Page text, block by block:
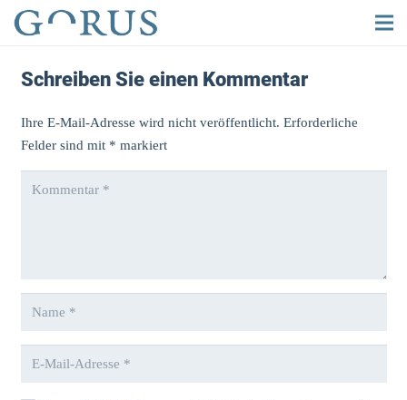
Schreiben Sie einen Kommentar
Ihre E-Mail-Adresse wird nicht veröffentlicht. Erforderliche
Felder sind mit * markiert